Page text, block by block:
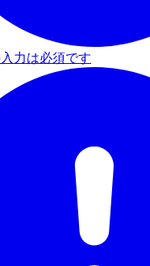
力は必須です